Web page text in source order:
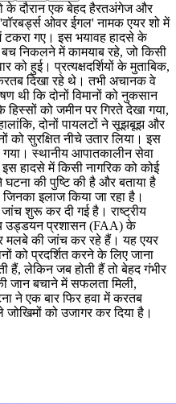
के दौरान एक बेहद हैरतअंगेज और
ओवर ईगल' नामक एयर शो में
टकरा गए। इस भयावह हादसे के
बच निकलने में कामयाब रहे, जो किसी
को हुई। प्रत्यक्षदर्शियों के मुताबिक,
दिखा रहे थे। तभी अचानक वे
थी कि दोनों विमानों को नुकसान
को जमीन पर गिरते देखा गया,
दोनों पायलटों ने सूझबूझ और
को सुरक्षित नीचे उतार लिया। इस
गया। स्थानीय आपातकालीन सेवा
हादसे में किसी नागरिक को कोई
की पुष्टि की है और बताया है
इलाज किया जा रहा है।
शुरू कर दी गई है। राष्ट्रीय
उड्डयन प्रशासन (FAA) के
मलबे की जांच कर रहे हैं। यह एयर
को प्रदर्शित करने के लिए जाना
हैं, लेकिन जब होती हैं तो बेहद गंभीर
जान बचाने में सफलता मिली,
ने एक बार फिर हवा में करतब
को उजागर कर दिया है।